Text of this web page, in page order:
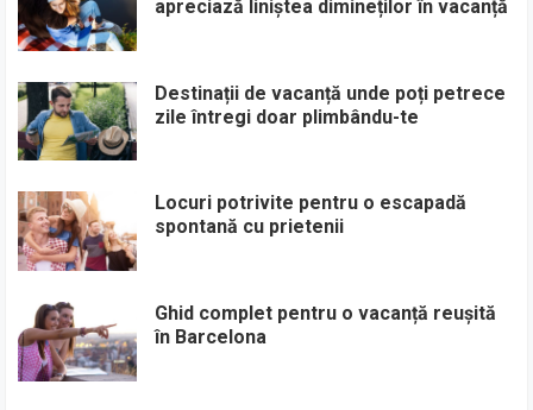
apreciază liniștea dimineților în vacanță
Destinații de vacanță unde poți petrece
zile întregi doar plimbându-te
Locuri potrivite pentru o escapadă
spontană cu prietenii
Ghid complet pentru o vacanță reușită
în Barcelona